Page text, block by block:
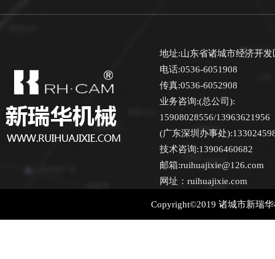
地址:山东省诸城市经济开
电话:0536-6051908
传真:0536-6052908
业务咨询:(总公司):
15908028556/13963621956
(广东深圳办事处
技术咨询:13906460682
邮箱:ruihuajixie@126.com
网址：ruihuajixie.com
Copyright©2019 诸城市新瑞